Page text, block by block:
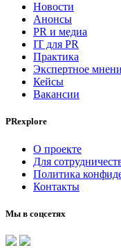
Новости
Анонсы
PR и медиа
IT для PR
Практика
Экспертное
Кейсы
Вакансии
PRexplore
О проекте
Для
Политика
Контакты
Мы в соцсетях